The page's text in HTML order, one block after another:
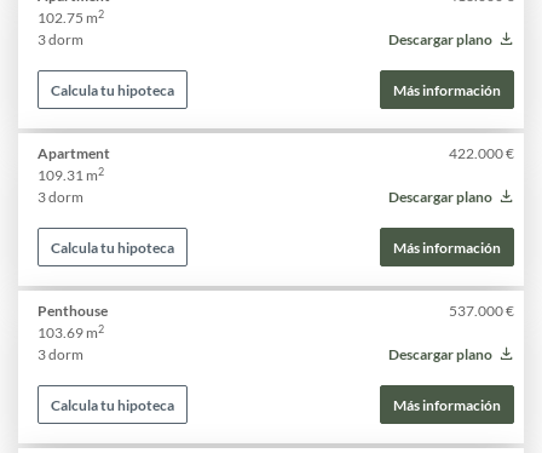
102.75 m2
3 dorm Descargar plano
Calcula tu hipoteca Más información
Apartment
422.000 €
109.31 m2
3 dorm Descargar plano
Calcula tu hipoteca Más información
Penthouse
537.000 €
103.69 m2
3 dorm Descargar plano
Calcula tu hipoteca Más información